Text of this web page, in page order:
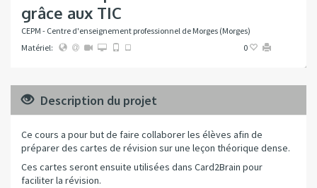
grâce aux TIC
CEPM - Centre d'enseignement professionnel de Morges (Morges)
Matériel:
0
Description du projet
Ce cours a pour but de faire collaborer les élèves afin de
préparer des cartes de révision sur une leçon théorique dense.
Ces cartes seront ensuite utilisées dans Card2Brain pour
faciliter la révision.